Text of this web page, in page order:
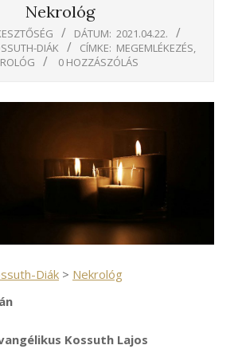
Nekrológ
DÁTUM: 2021.04.22.
DIÁK CÍMKE: MEGEMLÉKEZÉS,
0 HOZZÁSZÓLÁS
Diák > Nekrológ
Kossuth Lajos